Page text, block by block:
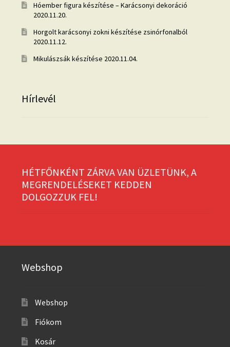
Hóember figura készítése – Karácsonyi dekoráció
2020.11.20.
Horgolt karácsonyi zokni készítése zsinórfonalból
2020.11.12.
Mikulászsák készítése 2020.11.04.
Hírlevél
HÉTFŐNKÉNT ZÁRVA VAN ÜZLETÜNK, A
MEGRENDELÉSEKET KEDDEN
DOLGOZZUK FEL!
Webshop
Webshop
Fiókom
Kosár